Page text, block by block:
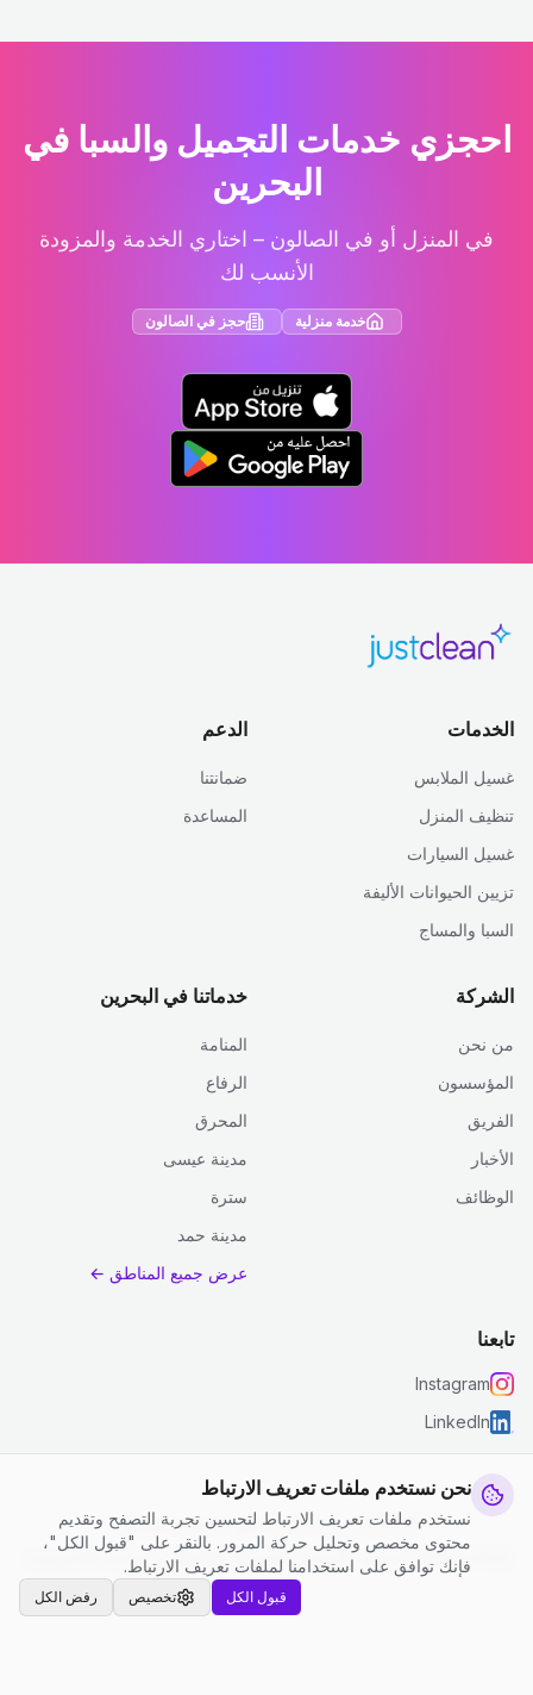
نحن نستخدم ملفات تعريف الارتباط
نستخدم ملفات تعريف الارتباط لتحسين تجربة التصفح وتقديم
محتوى مخصص وتحليل حركة المرور. بالنقر على "قبول الكل"،
فإنك توافق على استخدامنا لملفات تعريف الارتباط.
رفض الكل تخصيص قبول الكل
احجزي خدمات التجميل والسبا في
البحرين
في المنزل أو في الصالون – اختاري الخدمة والمزودة
الأنسب لك
خدمة منزلية حجز في الصالون
الخدمات
غسيل الملابس
تنظيف المنزل
غسيل السيارات
تزيين الحيوانات الأليفة
السبا والمساج
الدعم
ضمانتنا
المساعدة
الشركة
من نحن
المؤسسون
الفريق
الأخبار
الوظائف
خدماتنا في البحرين
المنامة
الرفاع
المحرق
مدينة عيسى
سترة
مدينة حمد
عرض جميع المناطق ←
تابعنا
Instagram
LinkedIn
© 2026 جست كلين. جميع الحقوق محفوظة.
سياسة الخصوصية
الشروط والأحكام | إعدادات ملفات تعريف الارتباط